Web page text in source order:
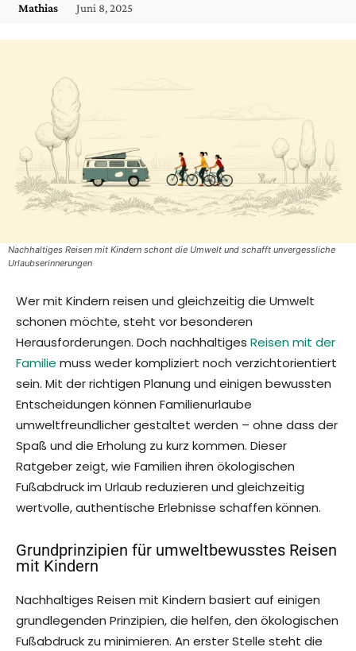
Mathias Juni 8, 2025
Nachhaltiges Reisen mit Kindern schont die Umwelt und schafft unvergessliche
Urlaubserinnerungen
Wer mit Kindern reisen und gleichzeitig die Umwelt
schonen möchte, steht vor besonderen
Herausforderungen. Doch nachhaltiges Reisen mit der
Familie muss weder kompliziert noch verzichtorientiert
sein. Mit der richtigen Planung und einigen bewussten
Entscheidungen können Familienurlaube
umweltfreundlicher gestaltet werden – ohne dass der
Spaß und die Erholung zu kurz kommen. Dieser
Ratgeber zeigt, wie Familien ihren ökologischen
Fußabdruck im Urlaub reduzieren und gleichzeitig
wertvolle, authentische Erlebnisse schaffen können.
Grundprinzipien für umweltbewusstes Reisen
mit Kindern
Nachhaltiges Reisen mit Kindern basiert auf einigen
grundlegenden Prinzipien, die helfen, den ökologischen
Fußabdruck zu minimieren. An erster Stelle steht die